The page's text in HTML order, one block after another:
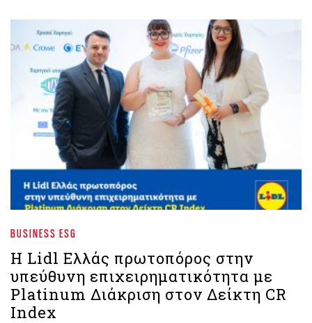
BUSINESS ESG
Η Lidl Ελλάς πρωτοπόρος στην
υπεύθυνη επιχειρηματικότητα με
Platinum Διάκριση στον Δείκτη CR
Index